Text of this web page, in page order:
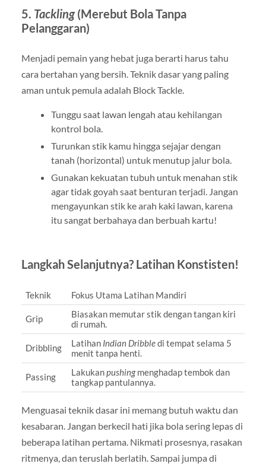
5. Tackling(Merebut Bola Tanpa
Pelanggaran)
Menjadi pemain yang hebat juga berarti harus tahu
cara bertahan yang bersih. Teknik dasar yang paling
aman untuk pemula adalah Block Tackle.
Tunggu saat lawan lengah atau kehilangan
kontrol bola.
Turunkan stik kamu hingga sejajar dengan
tanah (horizontal) untuk menutup jalur bola.
Gunakan kekuatan tubuh untuk menahan stik
agar tidak goyah saat benturan terjadi. Jangan
mengayunkan stik ke arah kaki lawan, karena
itu sangat berbahaya dan berbuah kartu!
Langkah Selanjutnya? Latihan Konstisten!
Teknik Fokus Utama Latihan Mandiri
Grip
Biasakan memutar stik dengan tangan kiri
di rumah.
Dribbling Latihan Indian Dribbledi tempat selama 5
menit tanpa henti.
Passing Lakukanpushingmenghadap tembok dan
tangkap pantulannya.
Menguasai teknik dasar ini memang butuh waktu dan
kesabaran. Jangan berkecil hati jika bola sering lepas di
beberapa latihan pertama. Nikmati prosesnya, rasakan
ritmenya, dan teruslah berlatih. Sampai jumpa di